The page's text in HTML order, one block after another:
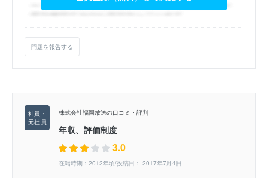
問題を報告する
株式会社福岡放送の口コミ・評判
年収、評価制度
3.0
在籍時期：2012年頃/投稿日： 2017年7月4日